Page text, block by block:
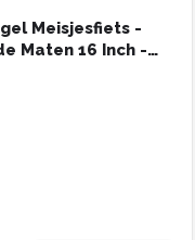
Meisjesfiets -
Maten 16 Inch -